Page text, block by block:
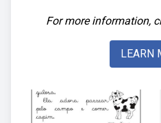
For more information,
LEARN